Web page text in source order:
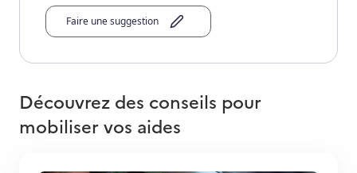
Faire une suggestion
Découvrez des conseils pour
mobiliser vos aides